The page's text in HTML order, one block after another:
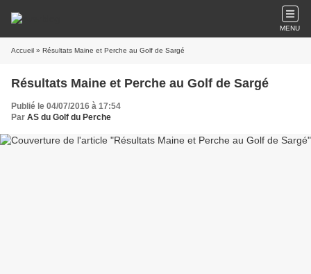
MENU
Accueil » Résultats Maine et Perche au Golf de Sargé
Résultats Maine et Perche au Golf de Sargé
Publié le 04/07/2016 à 17:54
Par AS du Golf du Perche